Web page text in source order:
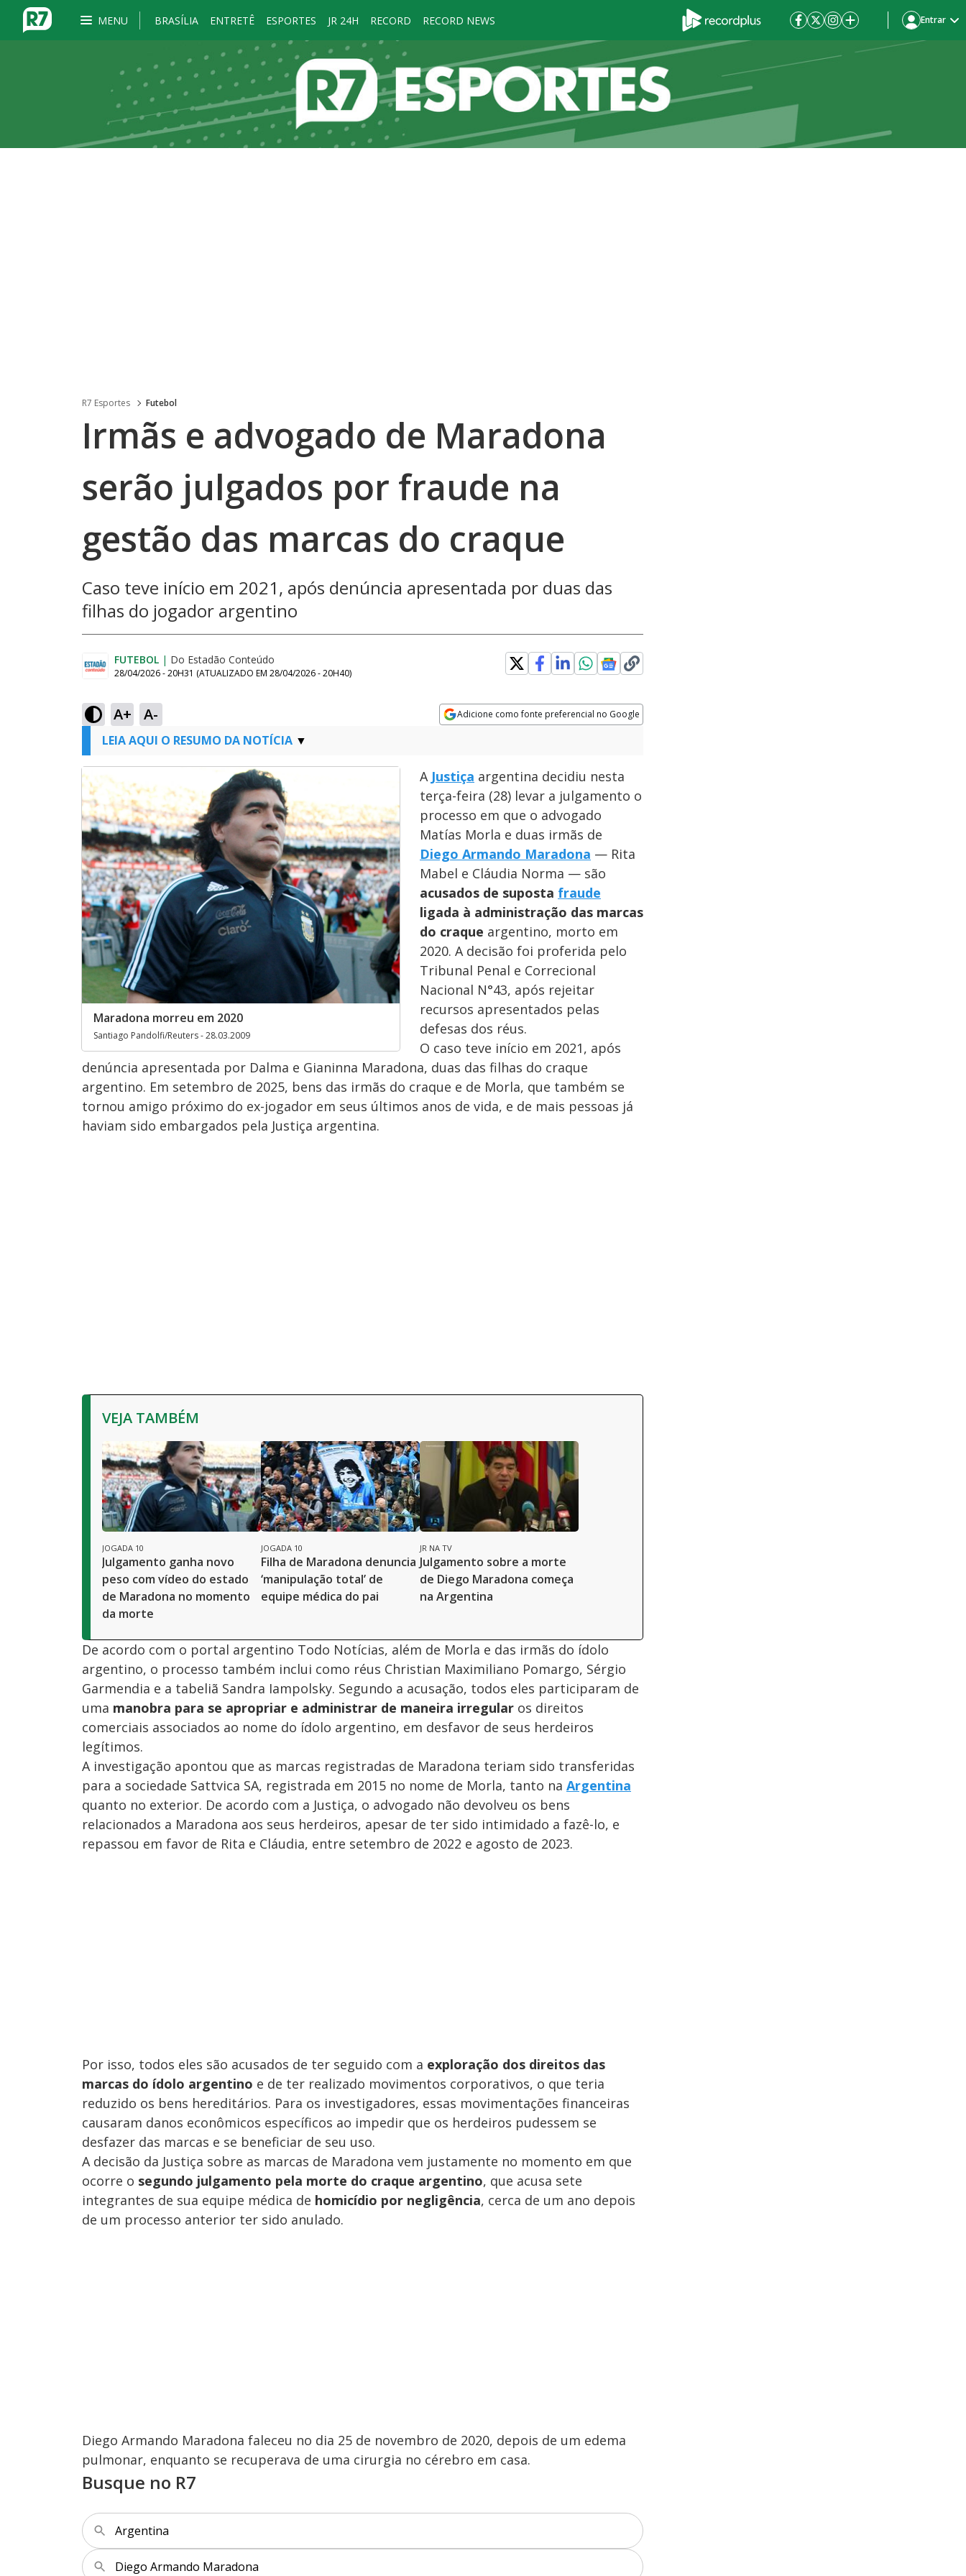
MENU BRASÍLIA ENTRETÊ ESPORTES JR 24H RECORD RECORD NEWS Entrar
R7 Esportes Futebol
Irmãs e advogado de Maradona
serão julgados por fraude na
gestão das marcas do craque
Caso teve início em 2021, após denúncia apresentada por duas das
filhas do jogador argentino
FUTEBOL | Do Estadão Conteúdo
28/04/2026 - 20H31 (ATUALIZADO EM 28/04/2026 - 20H40)
A+ A- Adicione como fonte preferencial no Google
LEIA AQUI O RESUMO DA NOTÍCIA
Maradona morreu em 2020
Santiago Pandolfi/Reuters - 28.03.2009
A Justiça argentina decidiu nesta
terça-feira (28) levar a julgamento o
processo em que o advogado
Matías Morla e duas irmãs de
Diego Armando Maradona — Rita
Mabel e Cláudia Norma — são
acusados de suposta fraude
ligada à administração das marcas
do craque argentino, morto em
2020. A decisão foi proferida pelo
Tribunal Penal e Correcional
Nacional N°43, após rejeitar
recursos apresentados pelas
defesas dos réus.
O caso teve início em 2021, após
denúncia apresentada por Dalma e Gianinna Maradona, duas das filhas do craque
argentino. Em setembro de 2025, bens das irmãs do craque e de Morla, que também se
tornou amigo próximo do ex-jogador em seus últimos anos de vida, e de mais pessoas já
haviam sido embargados pela Justiça argentina.
VEJA TAMBÉM
JOGADA 10
Julgamento ganha novo
peso com vídeo do estado
de Maradona no momento
da morte
JOGADA 10
Filha de Maradona denuncia
‘manipulação total’ de
equipe médica do pai
JR NA TV
Julgamento sobre a morte
de Diego Maradona começa
na Argentina
De acordo com o portal argentino Todo Notícias, além de Morla e das irmãs do ídolo
argentino, o processo também inclui como réus Christian Maximiliano Pomargo, Sérgio
Garmendia e a tabeliã Sandra Iampolsky. Segundo a acusação, todos eles participaram de
uma manobra para se apropriar e administrar de maneira irregular os direitos
comerciais associados ao nome do ídolo argentino, em desfavor de seus herdeiros
legítimos.
A investigação apontou que as marcas registradas de Maradona teriam sido transferidas
para a sociedade Sattvica SA, registrada em 2015 no nome de Morla, tanto na Argentina
quanto no exterior. De acordo com a Justiça, o advogado não devolveu os bens
relacionados a Maradona aos seus herdeiros, apesar de ter sido intimidado a fazê-lo, e
repassou em favor de Rita e Cláudia, entre setembro de 2022 e agosto de 2023.
Por isso, todos eles são acusados de ter seguido com a exploração dos direitos das
marcas do ídolo argentino e de ter realizado movimentos corporativos, o que teria
reduzido os bens hereditários. Para os investigadores, essas movimentações financeiras
causaram danos econômicos específicos ao impedir que os herdeiros pudessem se
desfazer das marcas e se beneficiar de seu uso.
A decisão da Justiça sobre as marcas de Maradona vem justamente no momento em que
ocorre o segundo julgamento pela morte do craque argentino, que acusa sete
integrantes de sua equipe médica de homicídio por negligência, cerca de um ano depois
de um processo anterior ter sido anulado.
Diego Armando Maradona faleceu no dia 25 de novembro de 2020, depois de um edema
pulmonar, enquanto se recuperava de uma cirurgia no cérebro em casa.
Busque no R7
Argentina
Diego Armando Maradona